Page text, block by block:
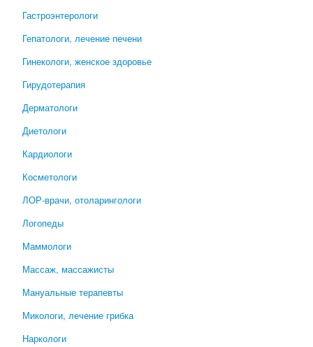
Гастроэнтерологи
Гепатологи, лечение печени
Гинекологи, женское здоровье
Гирудотерапия
Дерматологи
Диетологи
Кардиологи
Косметологи
ЛОР-врачи, отоларингологи
Логопеды
Маммологи
Массаж, массажисты
Мануальные терапевты
Микологи, лечение грибка
Наркологи